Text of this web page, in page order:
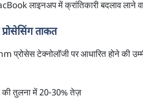
लाइनअप में क्रांतिकारी बदलाव लाने
ताकत
टेक्नोलॉजी पर आधारित होने की
तुलना में 20-30% तेज़